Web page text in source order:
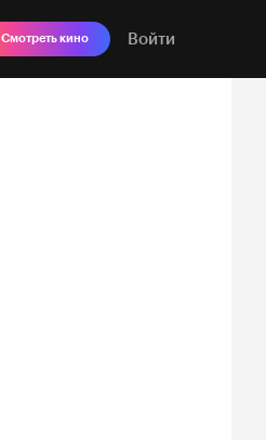
Смотреть кино Войти